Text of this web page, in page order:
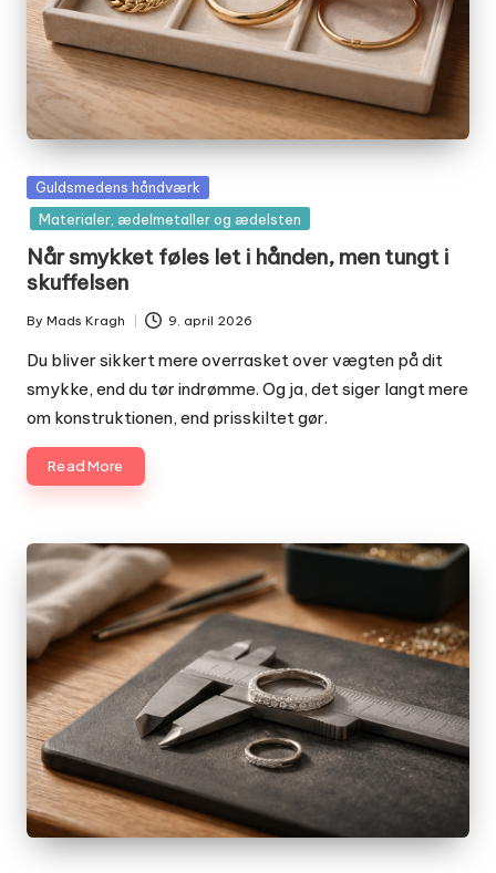
Posted
in
Guldsmedens håndværk
Materialer, ædelmetaller og ædelsten
Når smykket føles let i hånden, men tungt i
skuffelsen
Posted
by
By Mads Kragh 9. april 2026
Du bliver sikkert mere overrasket over vægten på dit
smykke, end du tør indrømme. Og ja, det siger langt mere
om konstruktionen, end prisskiltet gør.
Read More